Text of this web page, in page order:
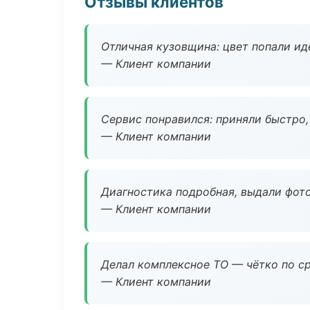
Отличная кузовщина: цвет попали
— Клиент компании
Сервис понравился: приняли
— Клиент компании
Диагностика подробная, выдали
— Клиент компании
Делал комплексное ТО — чётко по
— Клиент компании